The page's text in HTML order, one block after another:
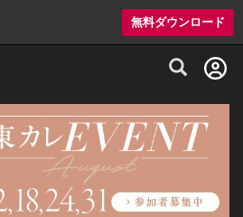
無料ダウンロード
グルメ情報・プレミアムレストラン予約